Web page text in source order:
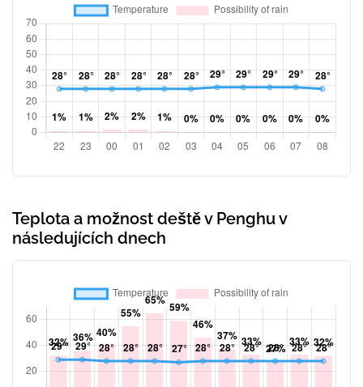
Teplota a možnost deště v Penghu v
následujících dnech